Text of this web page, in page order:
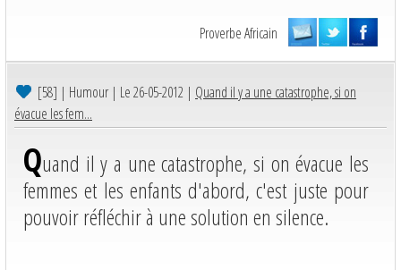
Proverbe Africain
[58] | Humour | Le 26-05-2012 | Quand il y a une catastrophe, si on
évacue les fem...
Quand il y a une catastrophe, si on évacue les
femmes et les enfants d'abord, c'est juste pour
pouvoir réfléchir à une solution en silence.